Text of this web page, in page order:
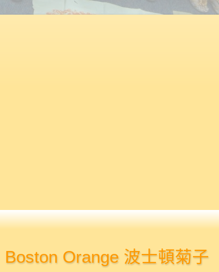
Boston Orange 波士頓菊子